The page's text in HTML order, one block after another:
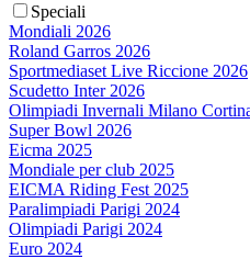
Speciali
Mondiali 2026
Roland Garros 2026
Sportmediaset Live Riccione 2026
Scudetto Inter 2026
Olimpiadi Invernali Milano
Super Bowl 2026
Eicma 2025
Mondiale per club 2025
EICMA Riding Fest 2025
Paralimpiadi Parigi 2024
Olimpiadi Parigi 2024
Euro 2024